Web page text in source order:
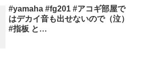
#yamaha #fg201 #アコギ部屋で
はデカイ音も出せないので（泣）
#指板 と…